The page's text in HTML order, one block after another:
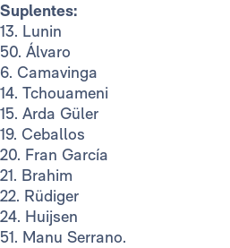
Suplentes:
13. Lunin
50. Álvaro
6. Camavinga
14. Tchouameni
15. Arda Güler
19. Ceballos
20. Fran García
21. Brahim
22. Rüdiger
24. Huijsen
51. Manu Serrano.